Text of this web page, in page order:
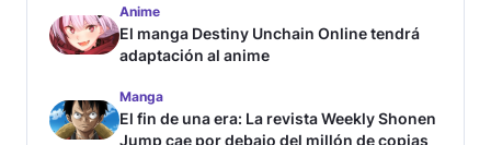
Anime
El manga Destiny Unchain Online tendrá
adaptación al anime
Manga
El fin de una era: La revista Weekly Shonen
Jump cae por debajo del millón de copias